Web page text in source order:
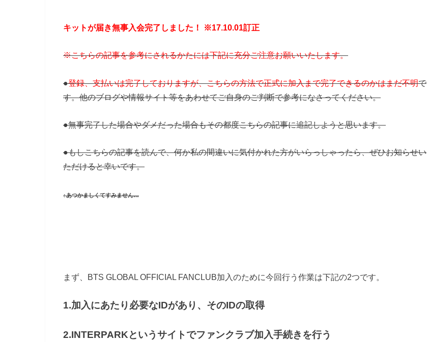
キットが届き無事入会完了しました！ ※17.10.01訂正
※こちらの記事を参考にされるかたには下記に充分ご注意お願いいたします。
●登録、支払いは完了しておりますが、こちらの方法で正式に加入まで完了できるのかはまだ不明で
す。他のブログや情報サイト等をあわせてご自身のご判断で参考になさってください。
●無事完了した場合やダメだった場合もその都度こちらの記事に追記しようと思います。
●もしこちらの記事を読んで、何か私の間違いに気付かれた方がいらっしゃったら、ぜひお知らせい
ただけると幸いです。
↑あつかましくてすみません…
まず、BTS GLOBAL OFFICIAL FANCLUB加入のために今回行う作業は下記の2つです。
1.加入にあたり必要なIDがあり、そのIDの取得
2.INTERPARKというサイトでファンクラブ加入手続きを行う